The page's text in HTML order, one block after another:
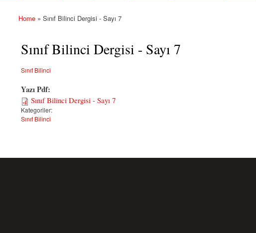
You are here
Home » Sınıf Bilinci Dergisi - Sayı 7
Sınıf Bilinci Dergisi - Sayı 7
Sınıf Bilinci
Yazı Pdf:
Sınıf Bilinci Dergisi - Sayı 7
Kategoriler:
Sınıf Bilinci